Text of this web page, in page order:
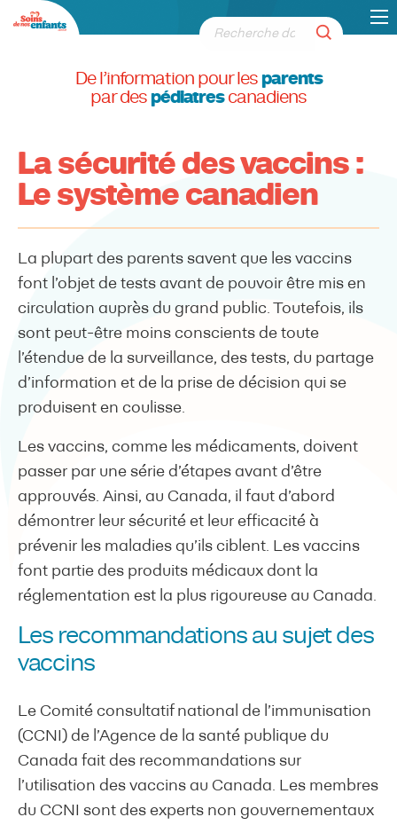
De l’information pour les parents
par des pédiatrescanadiens
La sécurité des vaccins :
Le système canadien
La plupart des parents savent que les vaccins
font l’objet de tests avant de pouvoir être mis en
circulation auprès du grand public. Toutefois, ils
sont peut-être moins conscients de toute
l’étendue de la surveillance, des tests, du partage
d’information et de la prise de décision qui se
produisent en coulisse.
Les vaccins, comme les médicaments, doivent
passer par une série d’étapes avant d’être
approuvés. Ainsi, au Canada, il faut d’abord
démontrer leur sécurité et leur efficacité à
prévenir les maladies qu’ils ciblent. Les vaccins
font partie des produits médicaux dont la
réglementation est la plus rigoureuse au Canada.
Les recommandations au sujet des
vaccins
Le Comité consultatif national de l’immunisation
(CCNI) de l’Agence de la santé publique du
Canada fait des recommandations sur
l’utilisation des vaccins au Canada. Les membres
du CCNI sont des experts non gouvernementaux